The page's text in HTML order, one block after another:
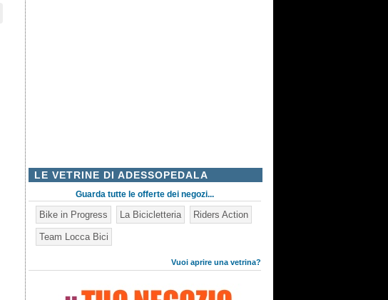
LE VETRINE DI ADESSOPEDALA
Guarda tutte le offerte dei negozi...
Bike in Progress La Bicicletteria Riders Action
Team Locca Bici
Vuoi aprire una vetrina?